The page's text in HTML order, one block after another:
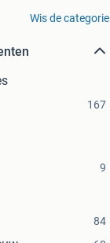
Wis de categorie
167
9
84